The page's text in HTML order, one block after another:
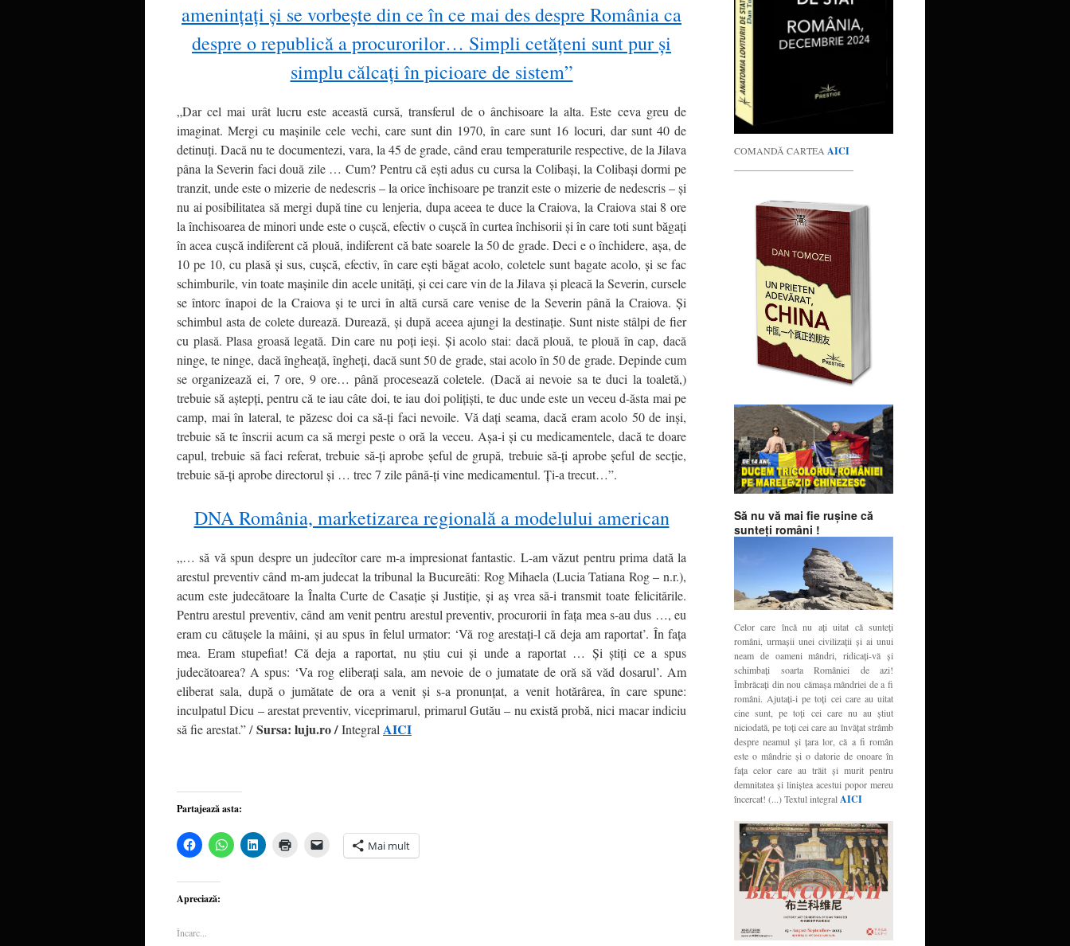
amenințați și se vorbește din ce în ce mai des despre România ca
despre o republică a procurorilor… Simpli cetățeni sunt pur și
simplu călcați în picioare de sistem”
„Dar cel mai urât lucru este această cursă, transferul de o ânchisoare la alta. Este ceva greu de
imaginat. Mergi cu maşinile cele vechi, care sunt din 1970, în care sunt 16 locuri, dar sunt 40 de
detinuţi. Dacă nu te documentezi, vara, la 45 de grade, când erau temperaturile respective, de la Jilava
pâna la Severin faci două zile … Cum? Pentru că eşti adus cu cursa la Colibaşi, la Colibaşi dormi pe
tranzit, unde este o mizerie de nedescris – la orice închisoare pe tranzit este o mizerie de nedescris – şi
nu ai posibilitatea să mergi după tine cu lenjeria, dupa aceea te duce la Craiova, la Craiova stai 8 ore
la închisoarea de minori unde este o cuşcă, efectiv o cuşcă în curtea închisorii şi în care toti sunt băgaţi
în acea cuşcă indiferent că plouă, indiferent că bate soarele la 50 de grade. Deci e o închidere, aşa, de
10 pe 10, cu plasă şi sus, cuşcă, efectiv, în care eşti băgat acolo, coletele sunt bagate acolo, şi se fac
schimburile, vin toate maşinile din acele unităţi, şi cei care vin de la Jilava şi pleacă la Severin, cursele
se întorc înapoi de la Craiova şi te urci în altă cursă care venise de la Severin până la Craiova. Şi
schimbul asta de colete durează. Durează, şi după aceea ajungi la destinaţie. Sunt niste stâlpi de fier
cu plasă. Plasa groasă legată. Din care nu poţi ieşi. Şi acolo stai: dacă plouă, te plouă în cap, dacă
ninge, te ninge, dacă îngheaţă, îngheţi, dacă sunt 50 de grade, stai acolo în 50 de grade. Depinde cum
se organizează ei, 7 ore, 9 ore… până procesează coletele. (Dacă ai nevoie sa te duci la toaletă,)
trebuie să aştepţi, pentru că te iau câte doi, te iau doi poliţişti, te duc unde este un veceu d-ăsta mai pe
camp, mai în lateral, te păzesc doi ca să-ţi faci nevoile. Vă daţi seama, dacă eram acolo 50 de inşi,
trebuie să te înscrii acum ca să mergi peste o oră la veceu. Aşa-i şi cu medicamentele, dacă te doare
capul, trebuie să faci referat, trebuie să-ţi aprobe şeful de grupă, trebuie să-ţi aprobe şeful de secţie,
trebuie să-ţi aprobe directorul şi … trec 7 zile până-ţi vine medicamentul. Ţi-a trecut…”.
DNA România, marketizarea regională a modelului american
„… să vă spun despre un judecîtor care m-a impresionat fantastic. L-am văzut pentru prima dată la
arestul preventiv când m-am judecat la tribunal la Bucureăti: Rog Mihaela (Lucia Tatiana Rog – n.r.),
acum este judecătoare la Înalta Curte de Casaţie şi Justiţie, şi aş vrea să-i transmit toate felicitările.
Pentru arestul preventiv, când am venit pentru arestul preventiv, procurorii în faţa mea s-au dus …, eu
eram cu cătuşele la mâini, şi au spus în felul urmator: ‘Vă rog arestaţi-l că deja am raportat’. În faţa
mea. Eram stupefiat! Că deja a raportat, nu ştiu cui şi unde a raportat … Şi ştiţi ce a spus
judecătoarea? A spus: ‘Va rog eliberaţi sala, am nevoie de o jumatate de oră să văd dosarul’. Am
eliberat sala, după o jumătate de ora a venit şi s-a pronunţat, a venit hotărârea, în care spune:
inculpatul Dicu – arestat preventiv, viceprimarul, primarul Gutău – nu există probă, nici macar indiciu
să fie arestat.” /Sursa: luju.ro /IntegralAICI
Partajează asta:
Dă
clic
partaja
pe
Facebook(Se
o
Dă
clic
Dă
clic
pentru
Mai mult
Apreciază:
Încarc...
COMANDĂ CARTEA AICI
Să nu vă mai fie ruşine că
sunteţi români !
Celor care încă nu aţi uitat că sunteţi
români, urmaşii unei civilizaţii şi ai unui
neam de oameni mândri, ridicaţi-vă şi
schimbaţi soarta României de azi!
Îmbrăcaţi din nou cămaşa mândriei de a fi
români. Ajutaţi-i pe toţi cei care au uitat
cine sunt, pe toţi cei care nu au ştiut
niciodată, pe toţi cei care au învăţat strâmb
despre neamul şi ţara lor, că a fi român
este o mândrie şi o datorie de onoare în
faţa celor care au trăit şi murit pentru
demnitatea şi liniştea acestui popor mereu
încercat! (...) Textul integralAICI